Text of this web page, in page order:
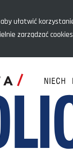
ułatwić
zarządzać